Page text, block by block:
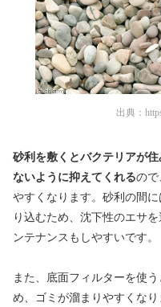
出典：
砂利を敷くとバクテリアが
ないように抑えてくれるので
やすくなります。砂利の間
り込むため、沈下性のエサ
ンテナンスもしやすいです。
また、底面フィルターを使
め、ゴミが溜まりやすくな